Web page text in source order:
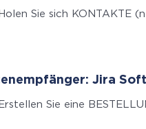
Holen Sie sich KONTAKTE
Jira
Erstellen Sie eine